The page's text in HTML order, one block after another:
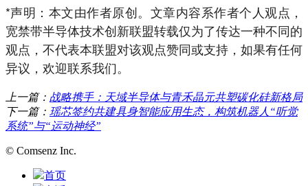
*声明：本文由作者原创。文章内容系作者个人观点，
宽禁带半导体技术创新联盟转载仅为了传达一种不同的
观点，不代表本联盟对该观点赞同或支持，如果有任何
异议，欢迎联系我们。
上一篇： 战略携手：天域半导体与青禾晶元共塑碳化硅新格局
下一篇： 瑶芯签约共建具身智能应用生态，构筑机器人“听觉
系统”与“运动神经”
© Comsenz Inc.
首页